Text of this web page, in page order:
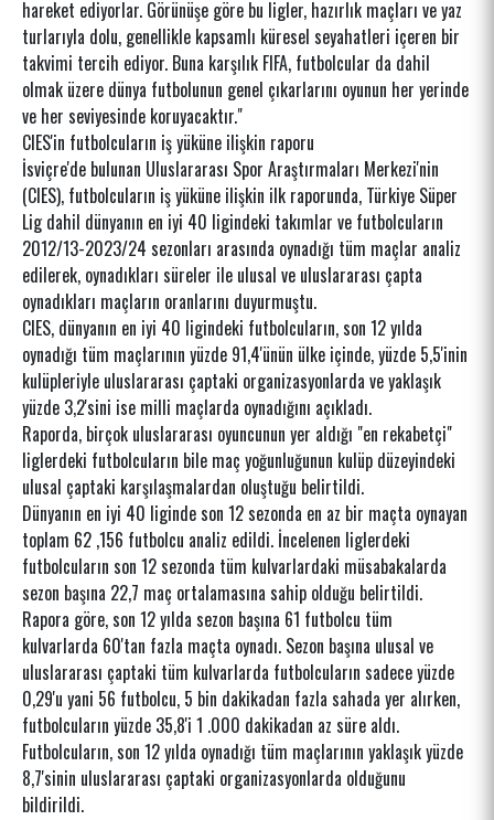
hareket ediyorlar. Görünüşe göre bu ligler, hazırlık maçları ve yaz
turlarıyla dolu, genellikle kapsamlı küresel seyahatleri içeren bir
takvimi tercih ediyor. Buna karşılık FIFA, futbolcular da dahil
olmak üzere dünya futbolunun genel çıkarlarını oyunun her yerinde
ve her seviyesinde koruyacaktır."
CIES'in futbolcuların iş yüküne ilişkin raporu
İsviçre'de bulunan Uluslararası Spor Araştırmaları Merkezi'nin
(CIES), futbolcuların iş yüküne ilişkin ilk raporunda, Türkiye Süper
Lig dahil dünyanın en iyi 40 ligindeki takımlar ve futbolcuların
2012/13-2023/24 sezonları arasında oynadığı tüm maçlar analiz
edilerek, oynadıkları süreler ile ulusal ve uluslararası çapta
oynadıkları maçların oranlarını duyurmuştu.
CIES, dünyanın en iyi 40 ligindeki futbolcuların, son 12 yılda
oynadığı tüm maçlarının yüzde 91,4'ünün ülke içinde, yüzde 5,5'inin
kulüpleriyle uluslararası çaptaki organizasyonlarda ve yaklaşık
yüzde 3,2'sini ise milli maçlarda oynadığını açıkladı.
Raporda, birçok uluslararası oyuncunun yer aldığı "en rekabetçi"
liglerdeki futbolcuların bile maç yoğunluğunun kulüp düzeyindeki
ulusal çaptaki karşılaşmalardan oluştuğu belirtildi.
Dünyanın en iyi 40 liginde son 12 sezonda en az bir maçta oynayan
toplam 62 ,156 futbolcu analiz edildi. İncelenen liglerdeki
futbolcuların son 12 sezonda tüm kulvarlardaki müsabakalarda
sezon başına 22,7 maç ortalamasına sahip olduğu belirtildi.
Rapora göre, son 12 yılda sezon başına 61 futbolcu tüm
kulvarlarda 60'tan fazla maçta oynadı. Sezon başına ulusal ve
uluslararası çaptaki tüm kulvarlarda futbolcuların sadece yüzde
0,29'u yani 56 futbolcu, 5 bin dakikadan fazla sahada yer alırken,
futbolcuların yüzde 35,8'i 1 .000 dakikadan az süre aldı.
Futbolcuların, son 12 yılda oynadığı tüm maçlarının yaklaşık yüzde
8,7'sinin uluslararası çaptaki organizasyonlarda olduğunu
bildirildi.